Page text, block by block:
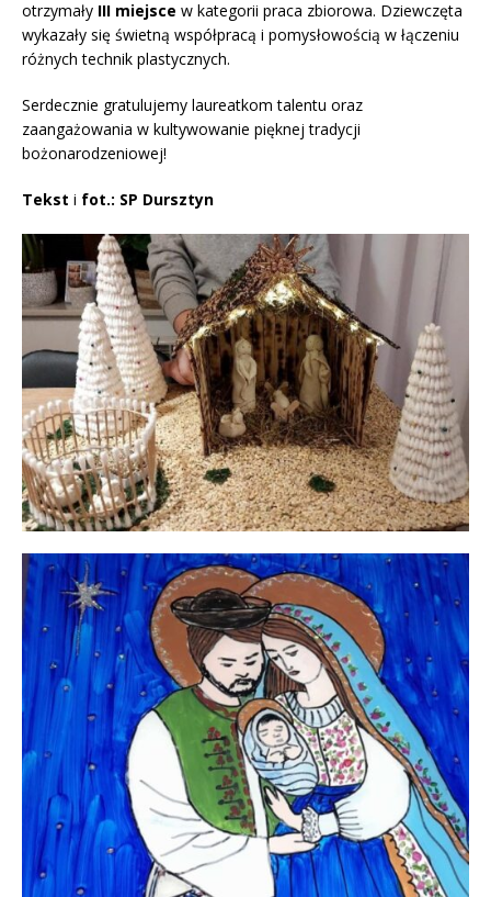
otrzymały III miejsce w kategorii praca zbiorowa. Dziewczęta
wykazały się świetną współpracą i pomysłowością w łączeniu
różnych technik plastycznych.
Serdecznie gratulujemy laureatkom talentu oraz
zaangażowania w kultywowanie pięknej tradycji
bożonarodzeniowej!
Tekst i fot.: SP Dursztyn